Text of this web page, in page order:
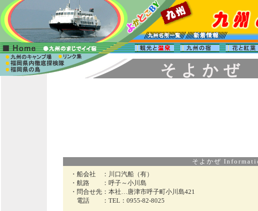
そ よ か ぜ
そよかぜ
・船会社 ： 川口汽船（有）
・航路 ： 呼子～小川島
・問合せ先： 本社…唐津市呼子町小川島421
電話 ： TEL：0955-82-8025